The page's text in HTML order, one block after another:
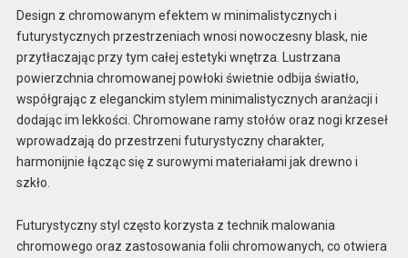
Design z chromowanym efektem w minimalistycznych i
futurystycznych przestrzeniach wnosi nowoczesny blask, nie
przytłaczając przy tym całej estetyki wnętrza. Lustrzana
powierzchnia chromowanej powłoki świetnie odbija światło,
współgrając z eleganckim stylem minimalistycznych aranżacji i
dodając im lekkości. Chromowane ramy stołów oraz nogi krzeseł
wprowadzają do przestrzeni futurystyczny charakter,
harmonijnie łącząc się z surowymi materiałami jak drewno i
szkło.
Futurystyczny styl często korzysta z technik malowania
chromowego oraz zastosowania folii chromowanych, co otwiera